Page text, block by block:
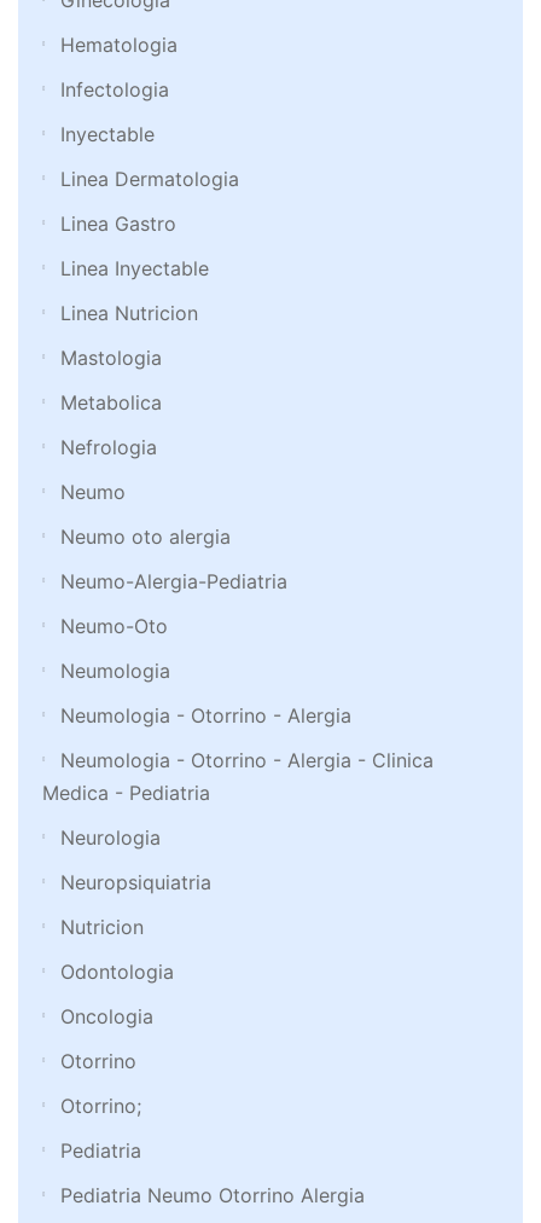
Hematologia
Infectologia
Inyectable
Linea Dermatologia
Linea Gastro
Linea Inyectable
Linea Nutricion
Mastologia
Metabolica
Nefrologia
Neumo
Neumo oto alergia
Neumo-Alergia-Pediatria
Neumo-Oto
Neumologia
Neumologia - Otorrino - Alergia
Neumologia - Otorrino - Alergia - Clinica
Medica - Pediatria
Neurologia
Neuropsiquiatria
Nutricion
Odontologia
Oncologia
Otorrino
Otorrino;
Pediatria
Pediatria Neumo Otorrino Alergia